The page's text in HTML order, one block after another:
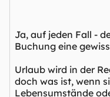
Ja, auf jeden Fall -
Buchung eine
Urlaub wird in der
doch was ist, wenn
Lebensumstände